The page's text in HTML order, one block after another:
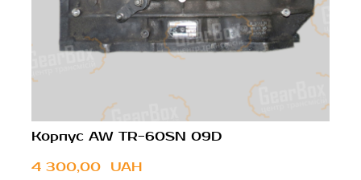
Корпус AW TR-60SN 09D
4 300,00  UAH